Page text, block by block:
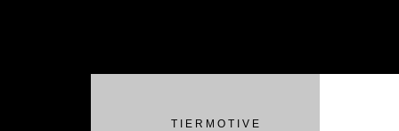
T I E R M O T I V E